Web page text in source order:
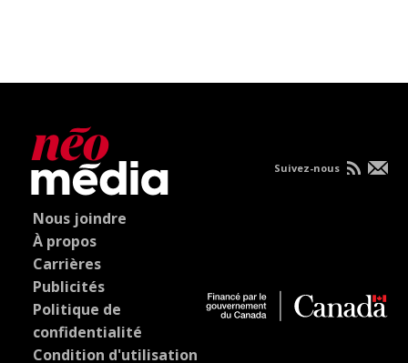
Nous joindre
À propos
Carrières
Publicités
Politique de
confidentialité
Condition d'utilisation
Suivez-nous